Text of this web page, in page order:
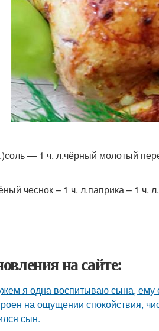
— 1 ч. л.чёрный молотый
чеснок – 1 ч. л.паприка – 1 ч.
на сайте:
я одна воспитываю сына, ему
на ощущении спокойствия,
сын.